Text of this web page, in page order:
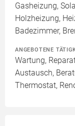
Gasheizung,
Holzheizung,
Badezimmer,
ANGEBOTENE
Wartung,
Austausch,
Thermostat,